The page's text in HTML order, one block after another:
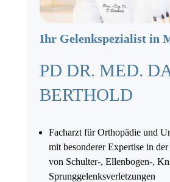
Ihr Gelenkspezialist in
PD DR. MED.
BERTHOLD
Facharzt für Orthopädie und
mit besonderer Expertise in
von Schulter-, Ellenbogen-,
Sprunggelenksverletzungen